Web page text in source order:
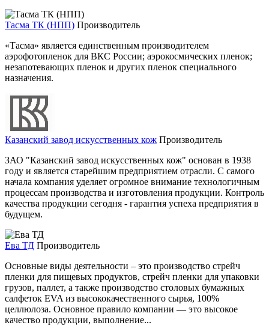
Тасма ТК (НПП) Производитель
«Тасма» является единственным производителем
аэрофотопленок для ВКС России; аэрокосмических пленок;
незапотевающих пленок и других пленок специального
назначения.
Казанский завод искусственных кож Производитель
ЗАО "Казанский завод искусственных кож" основан в 1938
году и является старейшим предприятием отрасли. С самого
начала компания уделяет огромное внимание технологичным
процессам производства и изготовления продукции. Контроль
качества продукции сегодня - гарантия успеха предприятия в
будущем.
Ева ТД Производитель
Основные виды деятельности – это производство стрейч
пленки для пищевых продуктов, стрейч пленки для упаковки
грузов, паллет, а также производство столовых бумажных
салфеток EVA из высококачественного сырья, 100%
целлюлоза. Основное правило компании — это высокое
качество продукции, выполнение...